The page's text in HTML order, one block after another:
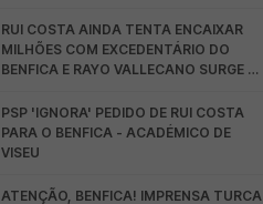
RUI COSTA AINDA TENTA ENCAIXAR
MILHÕES COM EXCEDENTÁRIO DO
BENFICA E RAYO VALLECANO SURGE NA
PSP 'IGNORA' PEDIDO DE RUI COSTA
PARA O BENFICA - ACADÉMICO DE
VISEU
ATENÇÃO, BENFICA! IMPRENSA TURCA